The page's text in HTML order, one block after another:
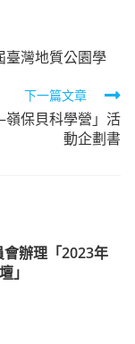
臺灣地質公園學
下一篇文章
嶺保貝科學營」活
動企劃書
辦理「2023年
」